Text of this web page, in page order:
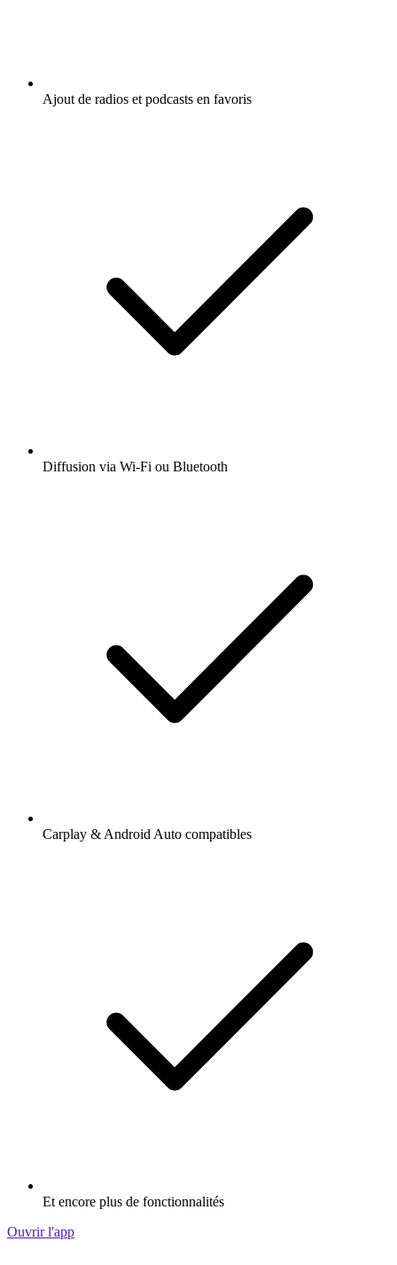
Ajout de radios et podcasts en favoris
Diffusion via Wi-Fi ou Bluetooth
Carplay & Android Auto compatibles
Et encore plus de fonctionnalités
Ouvrir l'app